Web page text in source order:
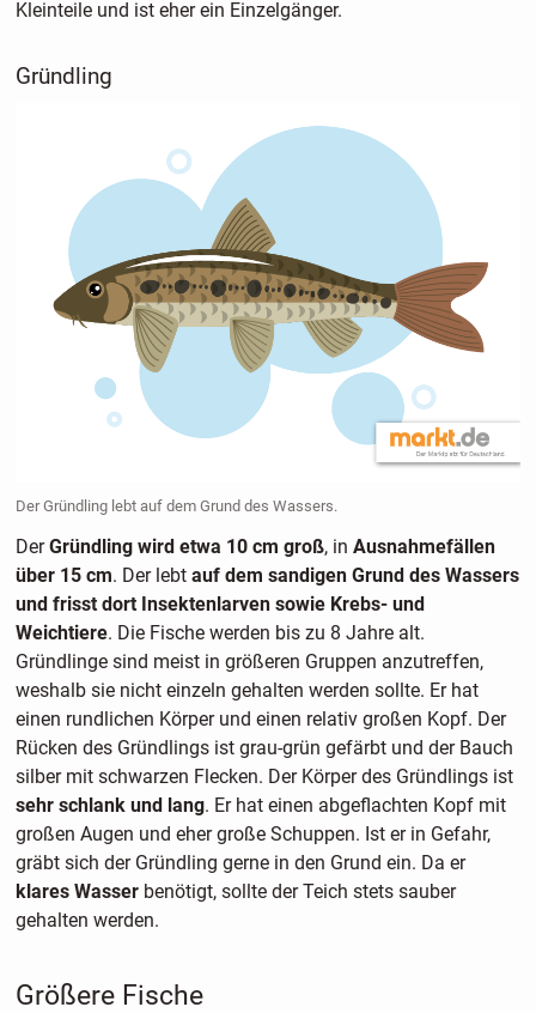
Kleinteile und ist eher ein Einzelgänger.
Gründling
Der Gründling lebt auf dem Grund des Wassers.
DerGründling wird etwa 10 cm groß, in Ausnahmefällen
über 15 cm. Der lebt auf dem sandigen Grund des Wassers
und frisst dort Insektenlarven sowie Krebs- und
Weichtiere. Die Fische werden bis zu 8 Jahre alt.
Gründlinge sind meist in größeren Gruppen anzutreffen,
weshalb sie nicht einzeln gehalten werden sollte. Er hat
einen rundlichen Körper und einen relativ großen Kopf. Der
Rücken des Gründlings ist grau-grün gefärbt und der Bauch
silber mit schwarzen Flecken. Der Körper des Gründlings ist
sehr schlank und lang. Er hat einen abgeflachten Kopf mit
großen Augen und eher große Schuppen. Ist er in Gefahr,
gräbt sich der Gründling gerne in den Grund ein. Da er
klares Wasserbenötigt, sollte der Teich stets sauber
gehalten werden.
Größere Fische